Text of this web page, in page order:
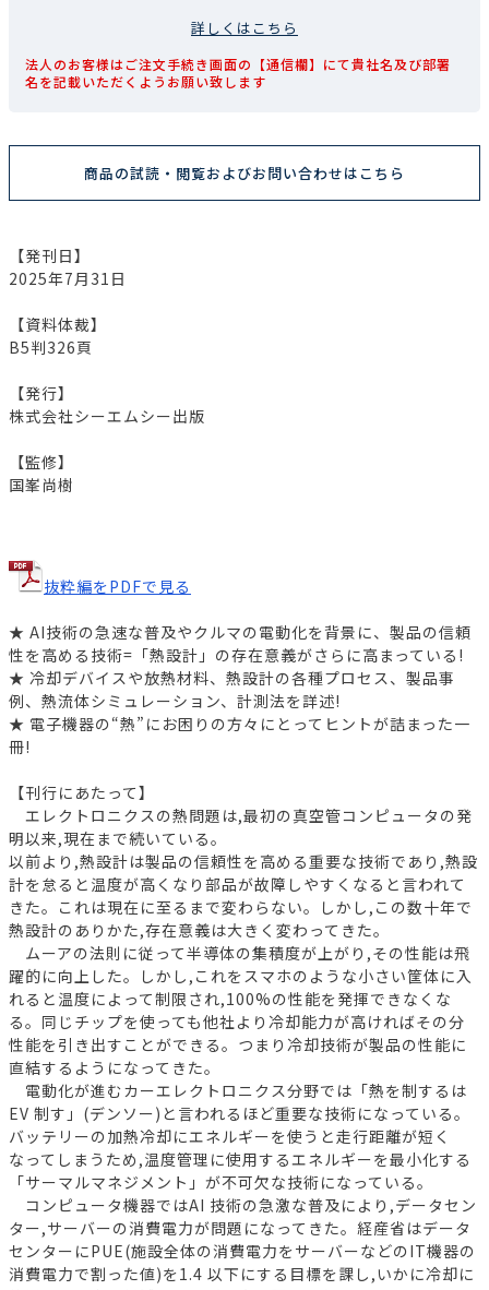
詳しくはこちら
法人のお客様はご注文手続き画面の【通信欄】にて貴社名及び部署
名を記載いただくようお願い致します
商品の試読・閲覧およびお問い合わせはこちら
【発刊日】
2025年7月31日
【資料体裁】
B5判326頁
【発行】
株式会社シーエムシー出版
【監修】
国峯尚樹
抜粋編をPDFで見る
★ AI技術の急速な普及やクルマの電動化を背景に、製品の信頼
性を高める技術=「熱設計」の存在意義がさらに高まっている!
★ 冷却デバイスや放熱材料、熱設計の各種プロセス、製品事
例、熱流体シミュレーション、計測法を詳述!
★ 電子機器の“熱”にお困りの方々にとってヒントが詰まった一
冊!
【刊行にあたって】
エレクトロニクスの熱問題は,最初の真空管コンピュータの発
明以来,現在まで続いている。
以前より,熱設計は製品の信頼性を高める重要な技術であり,熱設
計を怠ると温度が高くなり部品が故障しやすくなると言われて
きた。これは現在に至るまで変わらない。しかし,この数十年で
熱設計のありかた,存在意義は大きく変わってきた。
ムーアの法則に従って半導体の集積度が上がり,その性能は飛
躍的に向上した。しかし,これをスマホのような小さい筐体に入
れると温度によって制限され,100%の性能を発揮できなくな
る。同じチップを使っても他社より冷却能力が高ければその分
性能を引き出すことができる。つまり冷却技術が製品の性能に
直結するようになってきた。
電動化が進むカーエレクトロニクス分野では「熱を制するは
EV 制す」(デンソー)と言われるほど重要な技術になっている。
バッテリーの加熱冷却にエネルギーを使うと走行距離が短く
なってしまうため,温度管理に使用するエネルギーを最小化する
「サーマルマネジメント」が不可欠な技術になっている。
コンピュータ機器ではAI 技術の急激な普及により,データセン
ター,サーバーの消費電力が問題になってきた。経産省はデータ
センターにPUE(施設全体の消費電力をサーバーなどのIT機器の
消費電力で割った値)を1.4 以下にする目標を課し,いかに冷却に